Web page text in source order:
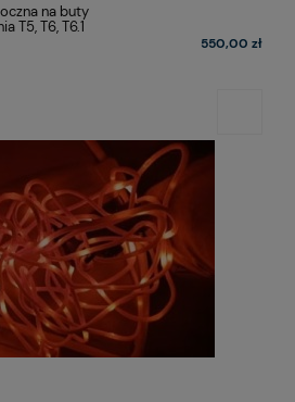
na buty
T5, T6, T6.1
550,00 zł